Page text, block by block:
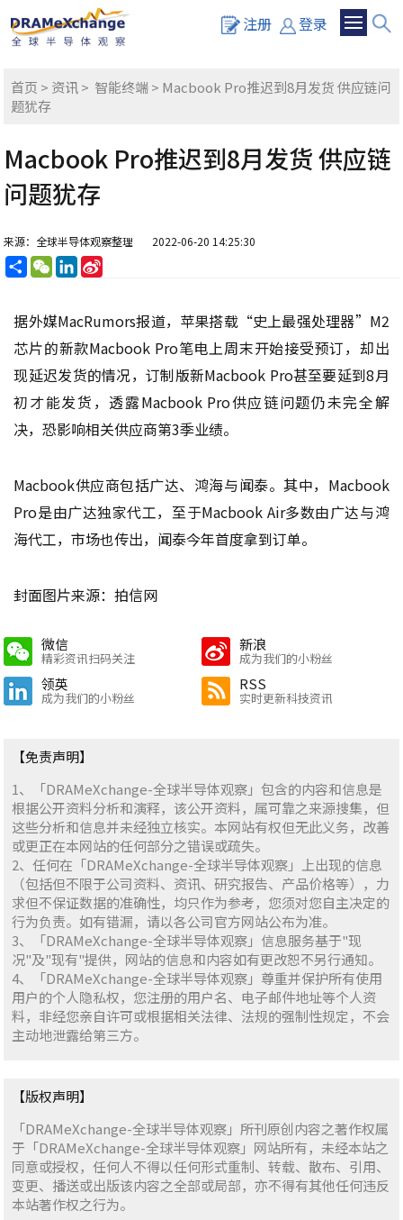
注册 登录
首页 > 资讯> 智能终端> Macbook Pro推迟到8月发货 供应链问
题犹存
Macbook Pro推迟到8月发货 供应链
问题犹存
来源：全球半导体观察整理 2022-06-20 14:25:30
分
享
WeChatLinkedIn
据外媒MacRumors报道，苹果搭载“史上最强处理器”M2
芯片的新款Macbook Pro笔电上周末开始接受预订，却出
现延迟发货的情况，订制版新Macbook Pro甚至要延到8月
初才能发货，透露Macbook Pro供应链问题仍未完全解
决，恐影响相关供应商第3季业绩。
Macbook供应商包括广达、鸿海与闻泰。其中，Macbook
Pro是由广达独家代工，至于Macbook Air多数由广达与鸿
海代工，市场也传出，闻泰今年首度拿到订单。
封面图片来源：拍信网
微信
精彩资讯扫码关注
新浪
成为我们的小粉丝
领英
成为我们的小粉丝
RSS
实时更新科技资讯
【免责声明】
1、「DRAMeXchange-全球半导体观察」包含的内容和信息是
根据公开资料分析和演释，该公开资料，属可靠之来源搜集，但
这些分析和信息并未经独立核实。本网站有权但无此义务，改善
或更正在本网站的任何部分之错误或疏失。
2、任何在「DRAMeXchange-全球半导体观察」上出现的信息
（包括但不限于公司资料、资讯、研究报告、产品价格等），力
求但不保证数据的准确性，均只作为参考，您须对您自主决定的
行为负责。如有错漏，请以各公司官方网站公布为准。
3、「DRAMeXchange-全球半导体观察」信息服务基于"现
况"及"现有"提供，网站的信息和内容如有更改恕不另行通知。
4、「DRAMeXchange-全球半导体观察」尊重并保护所有使用
用户的个人隐私权，您注册的用户名、电子邮件地址等个人资
料，非经您亲自许可或根据相关法律、法规的强制性规定，不会
主动地泄露给第三方。
【版权声明】
「DRAMeXchange-全球半导体观察」所刊原创内容之著作权属
于「DRAMeXchange-全球半导体观察」网站所有，未经本站之
同意或授权，任何人不得以任何形式重制、转载、散布、引用、
变更、播送或出版该内容之全部或局部，亦不得有其他任何违反
本站著作权之行为。